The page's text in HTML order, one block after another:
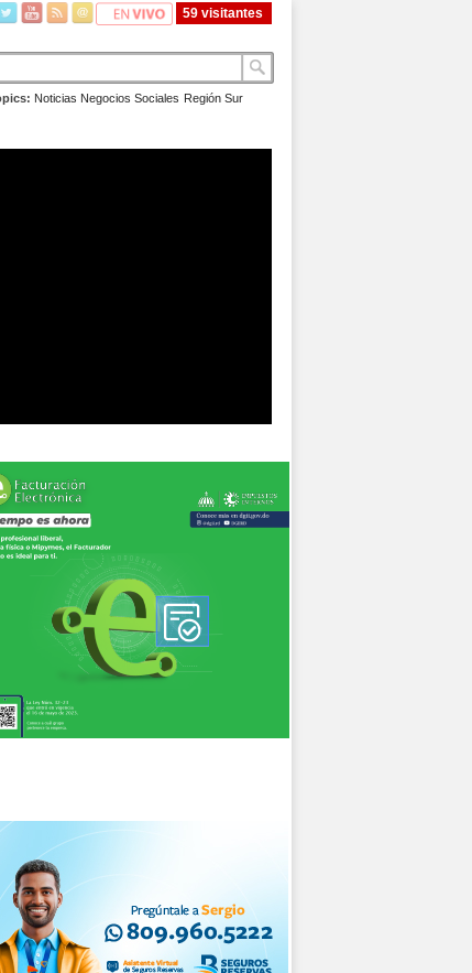
59 visitantes
Noticias Negocios Sociales Región Sur
un